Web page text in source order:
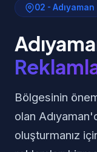
02 - Adıyaman
Bölgesinin
olan
oluşturmanız